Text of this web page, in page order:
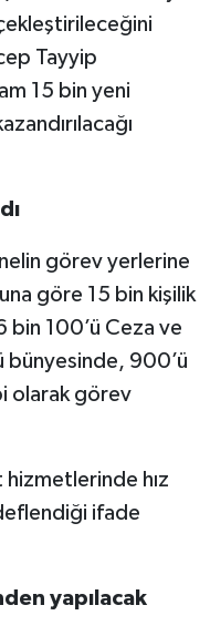
Tayyip
15 bin yeni
görev yerlerine
göre 15 bin kişilik
bin 100’ü Ceza ve
bünyesinde, 900’ü
olarak görev
hız
ifade
yapılacak